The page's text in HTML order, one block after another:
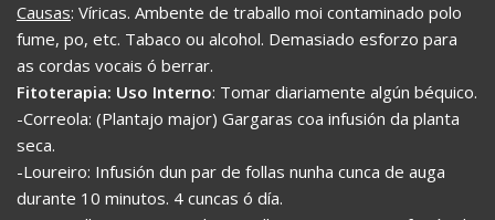
Causas: Víricas. Ambente de traballo moi contaminado polo
fume, po, etc. Tabaco ou alcohol. Demasiado esforzo para
as cordas vocais ó berrar.
Fitoterapia: Uso Interno: Tomar diariamente algún béquico.
-Correola: (Plantajo major) Gargaras coa infusión da planta
seca.
-Loureiro: Infusión dun par de follas nunha cunca de auga
durante 10 minutos. 4 cuncas ó día.